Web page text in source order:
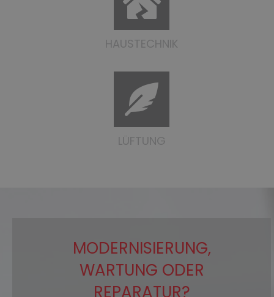
HAUSTECHNIK
LÜFTUNG
MODERNISIERUNG,
WARTUNG ODER
REPARATUR?